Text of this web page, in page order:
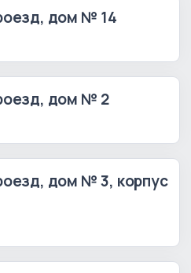
дом № 14
дом № 2
дом № 3, корпус